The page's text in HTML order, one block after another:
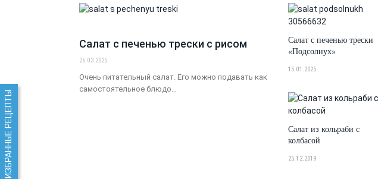
Салат с печенью трески с рисом
26.03.2025
Очень питательный салат. Его можно подавать как
самостоятельное блюдо…
Салат с печенью трески
«Подсолнух»
15.01.2025
Салат из кольраби с
колбасой
25.12.2019
ИЗБРАННЫЕ РЕЦЕПТЫ